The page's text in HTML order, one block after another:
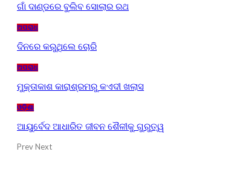
ଗାଁ ଦାଣ୍ଡରେ ବୁଲିବ ସୋଲାର ରଥ
ଅପରାଧ
ଦିନରେ କରୁଥିଲେ ଚୋରି
ଅପରାଧ
ମୁକ୍ତାକାଶ କାରାଶ୍ରମରୁ କଏଦୀ ଖଲାସ
ଓଡ଼ିଶା
ଆୟୁର୍ବେଦ ଆଧାରିତ ଜୀବନ ଶୈଳୀକୁ ଗୁରୁତ୍ୱ
PrevNext